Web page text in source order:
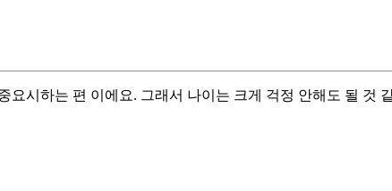
시하는 편 이에요. 그래서 나이는 크게 걱정 안해도 될 것